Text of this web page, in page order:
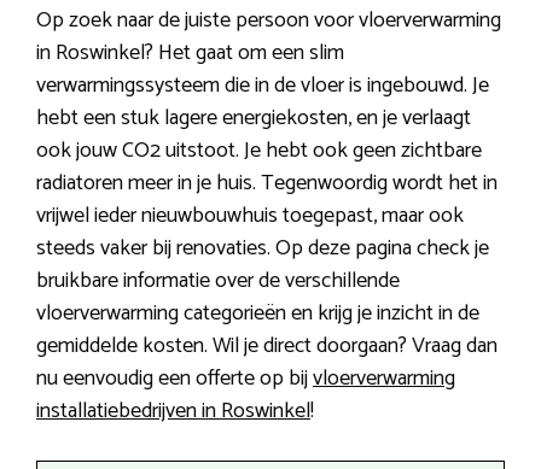
Op zoek naar de juiste persoon voor vloerverwarming
in Roswinkel? Het gaat om een slim
verwarmingssysteem die in de vloer is ingebouwd. Je
hebt een stuk lagere energiekosten, en je verlaagt
ook jouw CO2 uitstoot. Je hebt ook geen zichtbare
radiatoren meer in je huis. Tegenwoordig wordt het in
vrijwel ieder nieuwbouwhuis toegepast, maar ook
steeds vaker bij renovaties. Op deze pagina check je
bruikbare informatie over de verschillende
vloerverwarming categorieën en krijg je inzicht in de
gemiddelde kosten. Wil je direct doorgaan? Vraag dan
nu eenvoudig een offerte op bijvloerverwarming
installatiebedrijven in Roswinkel!